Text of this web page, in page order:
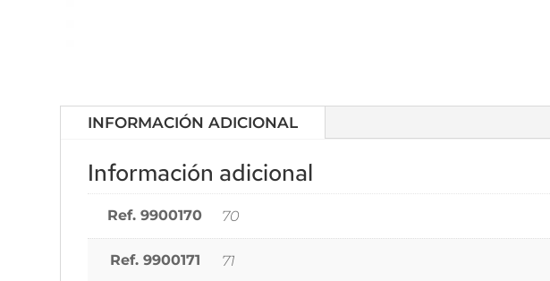
INFORMACIÓN ADICIONAL
Información adicional
Ref. 9900170 70
Ref. 9900171 71